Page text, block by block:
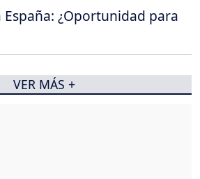
España: ¿Oportunidad para
VER MÁS +